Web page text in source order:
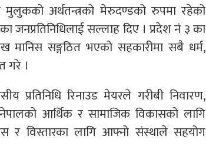
मुलुकको अर्थतन्त्रको मेरुदण्डको रुपमा रहेको
जनप्रतिनिधिलाई सल्लाह दिए । प्रदेश नं ३ का
सङ्गठित भएको सहकारीमा सबै धर्म,
गरे ।
प्रतिनिधि रिनाउड मेयरले गरीबी निवारण,
आर्थिक र सामाजिक विकासको लागि
र विस्तारका लागि आफ्नो संस्थाले सहयोग